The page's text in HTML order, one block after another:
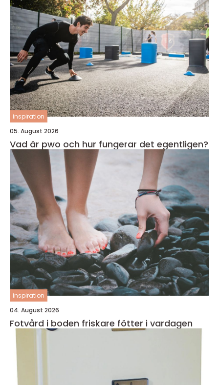
inspiration
05. August 2026
Vad är pwo och hur fungerar det egentligen?
inspiration
04. August 2026
Fotvård i boden friskare fötter i vardagen